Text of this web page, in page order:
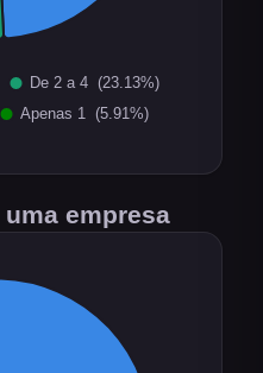
empresa